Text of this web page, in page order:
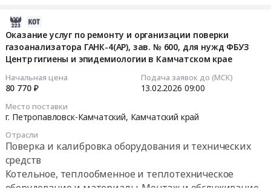
Оказание услуг по ремонту и организации поверки
газоанализатора ГАНК-4(АР), зав. № 600, для нужд ФБУЗ
Центр гигиены и эпидемиологии в Камчатском крае
Начальная цена
80 770 ₽
Подача заявок до (МСК)
13.02.2026 09:00
Место поставки
г. Петропавловск-Камчатский, Камчатский край
Отрасли
Поверка и калибровка оборудования и технических
средств
Котельное, теплообменное и теплотехническое
оборудование и материалы. Монтаж и обслуживание